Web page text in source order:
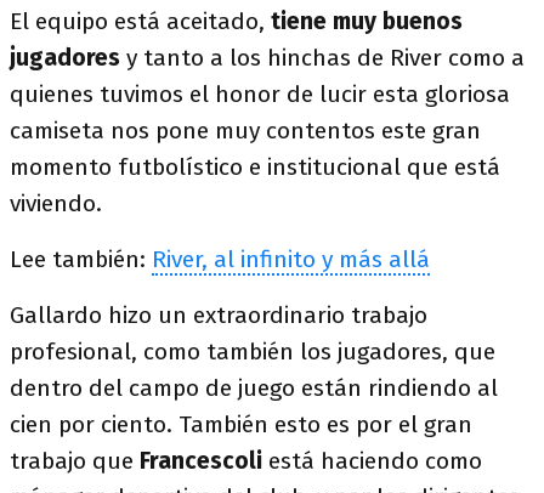
El equipo está aceitado, tiene muy buenos
jugadores y tanto a los hinchas de River como a
quienes tuvimos el honor de lucir esta gloriosa
camiseta nos pone muy contentos este gran
momento futbolístico e institucional que está
viviendo.
Lee también: River, al infinito y más allá
Gallardo hizo un extraordinario trabajo
profesional, como también los jugadores, que
dentro del campo de juego están rindiendo al
cien por ciento. También esto es por el gran
trabajo que Francescoli está haciendo como